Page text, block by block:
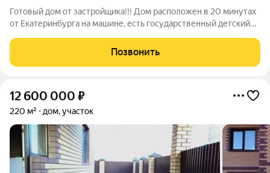
Готовый дом от застройщика!!! Дом расположен в 20 минутах
от Екатеринбурга на машине, есть государственный детский
комнаты - Просторная вместительная кухня с выходом на
террасу - котельная -
Позвонить
12 600 000 ₽
220 м² дом, участок